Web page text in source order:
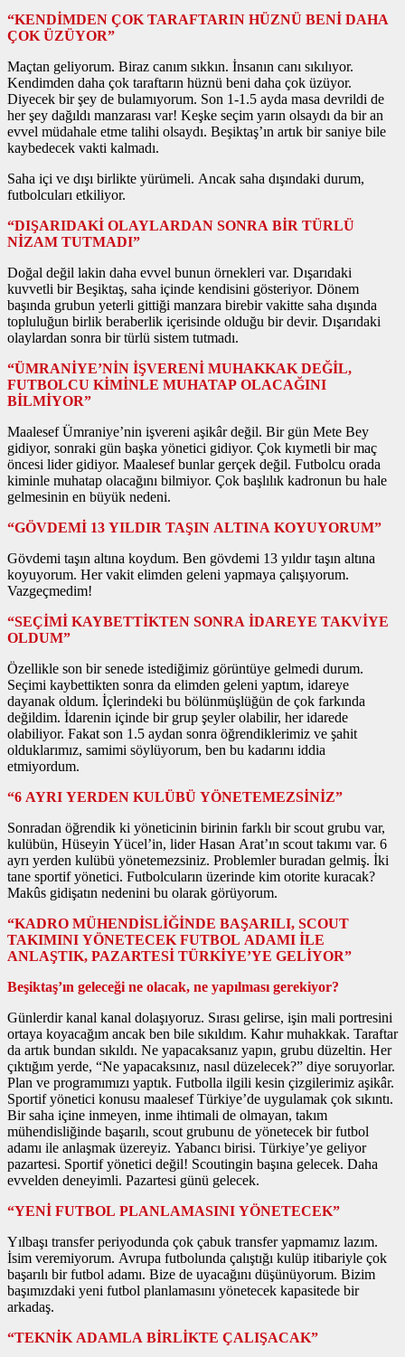
“KENDİMDEN ÇOK TARAFTARIN HÜZNÜ BENİ DAHA
ÇOK ÜZÜYOR”
Maçtan geliyorum. Biraz canım sıkkın. İnsanın canı sıkılıyor.
Kendimden daha çok taraftarın hüznü beni daha çok üzüyor.
Diyecek bir şey de bulamıyorum. Son 1-1.5 ayda masa devrildi de
her şey dağıldı manzarası var! Keşke seçim yarın olsaydı da bir an
evvel müdahale etme talihi olsaydı. Beşiktaş’ın artık bir saniye bile
kaybedecek vakti kalmadı.
Saha içi ve dışı birlikte yürümeli. Ancak saha dışındaki durum,
futbolcuları etkiliyor.
“DIŞARIDAKİ OLAYLARDAN SONRA BİR TÜRLÜ
NİZAM TUTMADI”
Doğal değil lakin daha evvel bunun örnekleri var. Dışarıdaki
kuvvetli bir Beşiktaş, saha içinde kendisini gösteriyor. Dönem
başında grubun yeterli gittiği manzara birebir vakitte saha dışında
topluluğun birlik beraberlik içerisinde olduğu bir devir. Dışarıdaki
olaylardan sonra bir türlü sistem tutmadı.
“ÜMRANİYE’NİN İŞVERENİ MUHAKKAK DEĞİL,
FUTBOLCU KİMİNLE MUHATAP OLACAĞINI
BİLMİYOR”
Maalesef Ümraniye’nin işvereni aşikâr değil. Bir gün Mete Bey
gidiyor, sonraki gün başka yönetici gidiyor. Çok kıymetli bir maç
öncesi lider gidiyor. Maalesef bunlar gerçek değil. Futbolcu orada
kiminle muhatap olacağını bilmiyor. Çok başlılık kadronun bu hale
gelmesinin en büyük nedeni.
“GÖVDEMİ 13 YILDIR TAŞIN ALTINA KOYUYORUM”
Gövdemi taşın altına koydum. Ben gövdemi 13 yıldır taşın altına
koyuyorum. Her vakit elimden geleni yapmaya çalışıyorum.
Vazgeçmedim!
“SEÇİMİ KAYBETTİKTEN SONRA İDAREYE TAKVİYE
OLDUM”
Özellikle son bir senede istediğimiz görüntüye gelmedi durum.
Seçimi kaybettikten sonra da elimden geleni yaptım, idareye
dayanak oldum. İçlerindeki bu bölünmüşlüğün de çok farkında
değildim. İdarenin içinde bir grup şeyler olabilir, her idarede
olabiliyor. Fakat son 1.5 aydan sonra öğrendiklerimiz ve şahit
olduklarımız, samimi söylüyorum, ben bu kadarını iddia
etmiyordum.
“6 AYRI YERDEN KULÜBÜ YÖNETEMEZSİNİZ”
Sonradan öğrendik ki yöneticinin birinin farklı bir scout grubu var,
kulübün, Hüseyin Yücel’in, lider Hasan Arat’ın scout takımı var. 6
ayrı yerden kulübü yönetemezsiniz. Problemler buradan gelmiş. İki
tane sportif yönetici. Futbolcuların üzerinde kim otorite kuracak?
Makûs gidişatın nedenini bu olarak görüyorum.
“KADRO MÜHENDİSLİĞİNDE BAŞARILI, SCOUT
TAKIMINI YÖNETECEK FUTBOL ADAMI İLE
ANLAŞTIK, PAZARTESİ TÜRKİYE’YE GELİYOR”
Beşiktaş’ın geleceği ne olacak, ne yapılması gerekiyor?
Günlerdir kanal kanal dolaşıyoruz. Sırası gelirse, işin mali portresini
ortaya koyacağım ancak ben bile sıkıldım. Kahır muhakkak. Taraftar
da artık bundan sıkıldı. Ne yapacaksanız yapın, grubu düzeltin. Her
çıktığım yerde, “Ne yapacaksınız, nasıl düzelecek?” diye soruyorlar.
Plan ve programımızı yaptık. Futbolla ilgili kesin çizgilerimiz aşikâr.
Sportif yönetici konusu maalesef Türkiye’de uygulamak çok sıkıntı.
Bir saha içine inmeyen, inme ihtimali de olmayan, takım
mühendisliğinde başarılı, scout grubunu de yönetecek bir futbol
adamı ile anlaşmak üzereyiz. Yabancı birisi. Türkiye’ye geliyor
pazartesi. Sportif yönetici değil! Scoutingin başına gelecek. Daha
evvelden deneyimli. Pazartesi günü gelecek.
“YENİ FUTBOL PLANLAMASINI YÖNETECEK”
Yılbaşı transfer periyodunda çok çabuk transfer yapmamız lazım.
İsim veremiyorum. Avrupa futbolunda çalıştığı kulüp itibariyle çok
başarılı bir futbol adamı. Bize de uyacağını düşünüyorum. Bizim
başımızdaki yeni futbol planlamasını yönetecek kapasitede bir
arkadaş.
“TEKNİK ADAMLA BİRLİKTE ÇALIŞACAK”